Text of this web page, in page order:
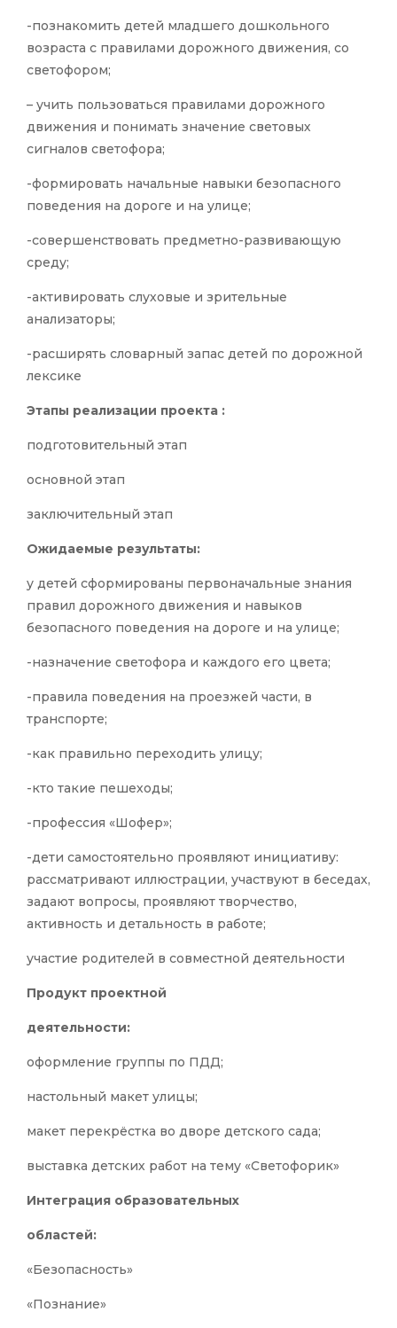
-познакомить детей младшего дошкольного
возраста с правилами дорожного движения, со
светофором;
– учить пользоваться правилами дорожного
движения и понимать значение световых
сигналов светофора;
-формировать начальные навыки безопасного
поведения на дороге и на улице;
-совершенствовать предметно-развивающую
среду;
-активировать слуховые и зрительные
анализаторы;
-расширять словарный запас детей по дорожной
лексике
Этапы реализации проекта :
подготовительный этап
основной этап
заключительный этап
Ожидаемые результаты:
у детей сформированы первоначальные знания
правил дорожного движения и навыков
безопасного поведения на дороге и на улице;
-назначение светофора и каждого его цвета;
-правила поведения на проезжей части, в
транспорте;
-как правильно переходить улицу;
-кто такие пешеходы;
-профессия «Шофер»;
-дети самостоятельно проявляют инициативу:
рассматривают иллюстрации, участвуют в беседах,
задают вопросы, проявляют творчество,
активность и детальность в работе;
участие родителей в совместной деятельности
Продукт проектной
деятельности:
оформление группы по ПДД;
настольный макет улицы;
макет перекрёстка во дворе детского сада;
выставка детских работ на тему «Светофорик»
Интеграция образовательных
областей:
«Безопасность»
«Познание»